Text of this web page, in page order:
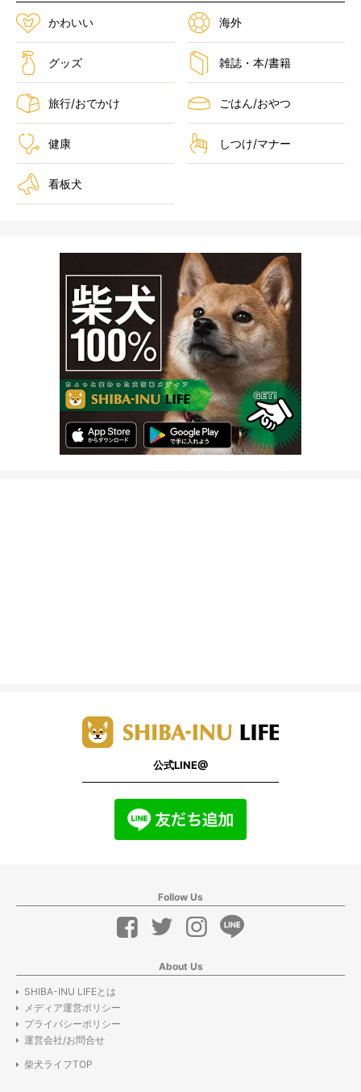
かわいい 海外
グッズ 雑誌・本/書籍
旅行/おでかけ ごはん/おやつ
健康 しつけ/マナー
看板犬
公式LINE@
Follow Us
About Us
SHIBA-INU LIFEとは
メディア運営ポリシー
プライバシーポリシー
運営会社/お問合せ
柴犬ライフTOP